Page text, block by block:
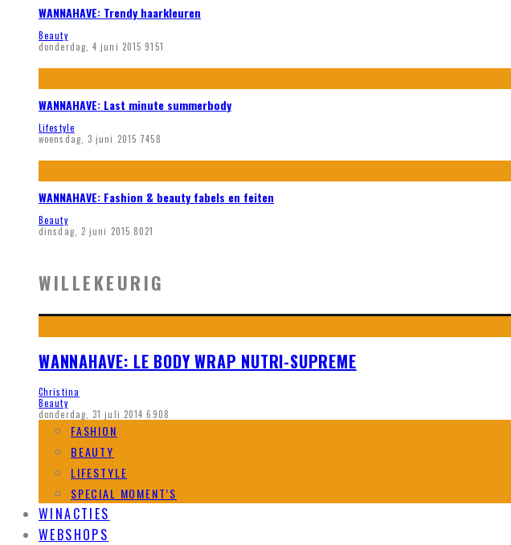
WANNAHAVE: Trendy haarkleuren
Beauty
donderdag, 4 juni 2015 9151
WANNAHAVE: Last minute summerbody
Lifestyle
woensdag, 3 juni 2015 7458
WANNAHAVE: Fashion & beauty fabels en feiten
Beauty
dinsdag, 2 juni 2015 8021
WILLEKEURIG
WANNAHAVE: LE BODY WRAP NUTRI-SUPREME
Christina
Beauty
donderdag, 31 juli 2014 6908
FASHION
BEAUTY
LIFESTYLE
SPECIAL MOMENT’S
WINACTIES
WEBSHOPS